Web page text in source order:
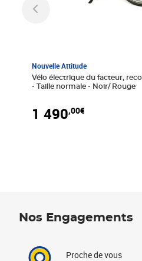
Nouvelle Attitude
Vélo électrique du facteur,
- Taille normale - Noir/ Rouge
1 490,00€
Nos Engagements
Proche de vous